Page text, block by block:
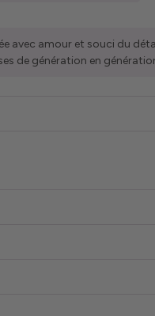
avec amour et souci du
de génération en